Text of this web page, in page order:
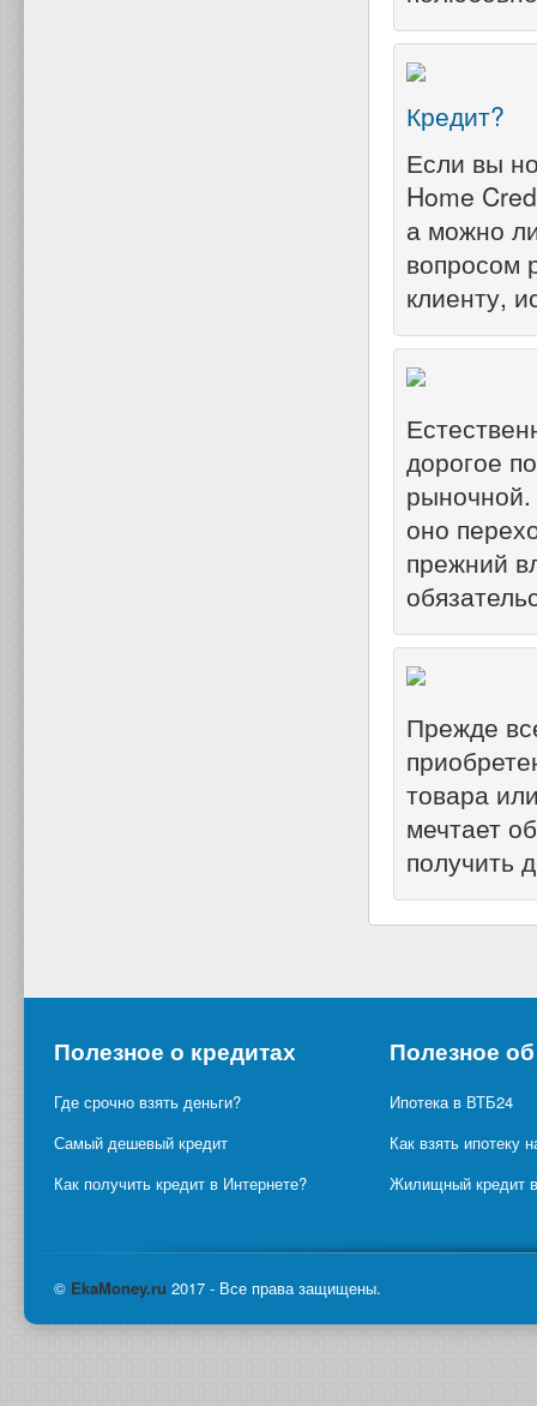
Кредит?
Если вы
Home
а можно
вопросом
клиенту,
дорогое
оно
прежний
Прежде
товара
мечтает
получить
Полезное о кредитах
Где срочно взять деньги?
Самый дешевый кредит
Как получить кредит в Интернете?
Полезное
Ипотека в ВТБ24
Как взять ипотеку
Жилищный кредит
© EkaMoney.ru 2017 - Все права защищены.